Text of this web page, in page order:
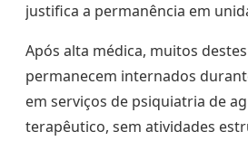
justifica a permanência em
Após alta médica, muitos
permanecem internados
em serviços de psiquiatria de
terapêutico, sem atividades